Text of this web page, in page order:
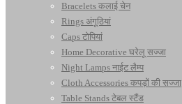
Bracelets कलाई चेन
Rings अंगूठियां
Caps टोपियां
Home Decorative घरेलू सज्जा
Night Lamps नाईट लैम्प
Cloth Accessories कपड़ों की सज्जा
Table Stands टेबल स्टैंड